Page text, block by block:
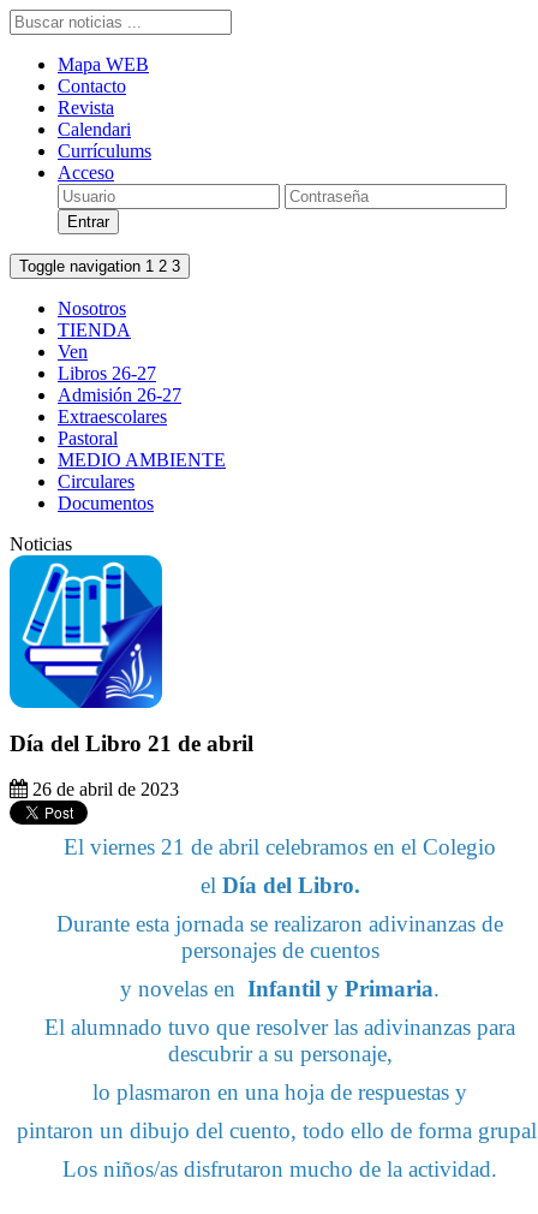
Mapa WEB
Contacto
Revista
Calendari
Currículums
Acceso
Toggle navigation 1 2 3
Nosotros
TIENDA
Ven
Libros 26-27
Admisión 26-27
Extraescolares
Pastoral
MEDIO AMBIENTE
Circulares
Documentos
Noticias
Día del Libro 21 de abril
26 de abril de 2023
El viernes 21 de abril celebramos en el Colegio
elDía del Libro.
Durante esta jornada se realizaron adivinanzas de
personajes de cuentos
y novelas en Infantil y Primaria.
El alumnado tuvo que resolver las adivinanzas para
descubrir a su personaje,
lo plasmaron en una hoja de respuestas y
pintaron un dibujo del cuento, todo ello de forma
Los niños/as disfrutaron mucho de la actividad.